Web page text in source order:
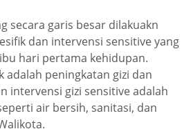
secara garis besar dilakuakn
dan intervensi sensitive yang
hari pertama kehidupan.
adalah peningkatan gizi dan
intervensi gizi sensitive adalah
air bersih, sanitasi, dan